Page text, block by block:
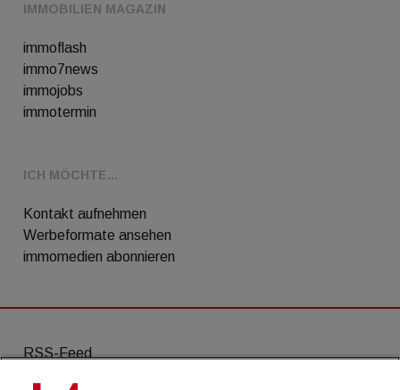
IMMOBILIEN MAGAZIN
immoflash
immo7news
immojobs
immotermin
ICH MÖCHTE...
Kontakt aufnehmen
Werbeformate ansehen
immomedien abonnieren
RSS-Feed
AGB